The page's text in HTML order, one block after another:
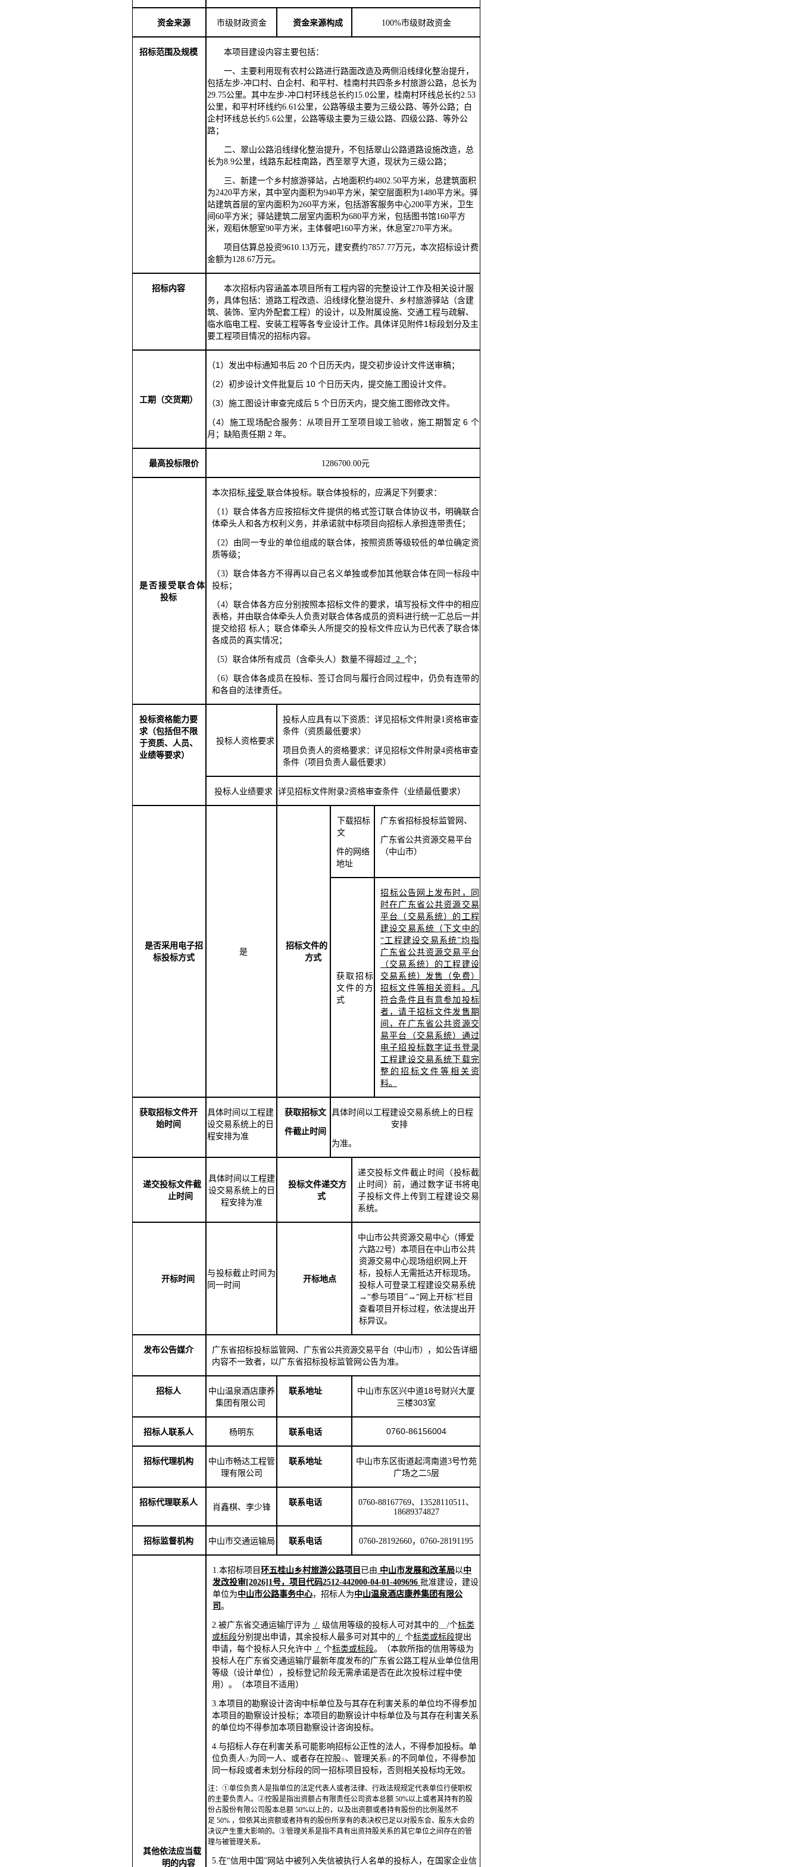
资金来源 市级财政资金 资金来源构成 100%市级财政资金
招标范围及规模 本项目建设内容主要包括：
一、 主要利用现有农村公路进行路面改造及两侧沿线绿化整治提升，
包括左步-冲口村、白企村、和平村、桂南村共四条乡村旅游公路，总长为
29.75公里。其中左步-冲口村环线总长约15.0公里，桂南村环线总长约2.53
公里，和平村环线约6.61公里，公路等级主要为三级公路、等外公路；白
企村环线总长约5.6公里，公路等级主要为三级公路、四级公路、等外公
路；
二、翠山公路沿线绿化整治提升，不包括翠山公路道路设施改造，总
长为8.9公里，线路东起桂南路，西至翠亨大道，现状为三级公路；
三、新建一个乡村旅游驿站，占地面积约4802.50平方米，总建筑面积
为2420平方米，其中室内面积为940平方米，架空层面积为1480平方米。驿
站建筑首层的室内面积为260平方米，包括游客服务中心200平方米，卫生
间60平方米；驿站建筑二层室内面积为680平方米，包括图书馆160平方
米，观稻休憩室90平方米，主体餐吧160平方米，休息室270平方米。
项目估算总投资9610.13万元，建安费约7857.77万元，本次招标设计费
金额为128.67万元。
招标内容
本次招标内容涵盖本项目所有工程内容的完整设计工作及相关设计服
务，具体包括：道路工程改造、沿线绿化整治提升、乡村旅游驿站（含建
筑、装饰、室内外配套工程）的设计，以及附属设施、交通工程与疏解、
临水临电工程、安装工程等各专业设计工作。具体详见附件1标段划分及主
要工程项目情况的招标内容。
工期（交货期）
（1）发出中标通知书后 20个 日历天内，提交初步设计文件送审稿；
（2）初步设计文件批复后 10个 日历天内，提交施工图设计文件。
（3）施工图设计审查完成后 5个 日历天内，提交施工图修改文件。
（4） 施工现场配合服务：从项目开工至项目竣工验收，施工期暂定 6 个
月；缺陷责任期 2 年。
最高投标限价 1286700.00元
是否接受联合体
投标
本次招标 接受 联合体投标。联合体投标的，应满足下列要求：
（ 1）联合体各方应按招标文件提供的格式签订联合体协议书，明确联合
体牵头人和各方权利义务，并承诺就中标项目向招标人承担连带责任；
（2）由同一专业的单位组成的联合体，按照资质等级较低的单位确定资
质等级；
（3）联合体各方不得再以自己名义单独或参加其他联合体在同一标段中
投标；
（4）联合体各方应分别按照本招标文件的要求，填写投标文件中的相应
表格，并由联合体牵头人负责对联合体各成员的资料进行统一汇总后一并
提交给招 标人；联合体牵头人所提交的投标文件应认为已代表了联合体
各成员的真实情况；
（5）联合体所有成员（含牵头人）数量不得超过 2个；
（6）联合体各成员在投标、签订合同与履行合同过程中，仍负有连带的
和各自的法律责任。
投标资格能力要
求（包括但不限
于资质、人员、
业绩等要求）
投标人资格要求
投标人应具有以下资质：详见招标文件附录1资格审查
条件（资质最低要求）
项目负责人的资格要求：详见招标文件附录4资格审查
条件（项目负责人最低要求）
投标人业绩要求 详见招标文件附录2资格审查条件（业绩最低要求）
是否采用电子招
标投标方式
是
招标文件的
方式
下载招标
文
件的网络
地址
广东省招标投标监管网、
广东省公共资源交易平台
（中山市）
获取招标
文件的方
式
招标公告网上发布时，同
时在广东省公共资源交易
平台（交易系统）的工程
建设交易系统（下文中的
“工程建设交易系统”均指
广东省公共资源交易平台
（交易系统）的工程建设
交易系统）发售（免费）
招标文件等相关资料。凡
符合条件且有意参加投标
者，请于招标文件发售期
间，在广东省公共资源交
易平台（交易系统）通过
电子招投标数字证书登录
工程建设交易系统下载完
整的招标文件等相关资
料。
获取招标文件开
始时间
具体时间以工程建
设交易系统上的日
程安排为准
获取招标文
件截止时间
具体时间以工程建设交易系统上的日程
安排
为准。
递交投标文件截
止时间
具体时间以工程建
设交易系统上的日
程安排为准
投标文件递交方
式
递交投标文件截止时间（投标截
止时间）前，通过数字证书将电
子投标文件上传到工程建设交易
系统。
开标时间
与投标截止时间为
同一时间
开标地点
中山市公共资源交易中心（博爱
六路22号）本项目在中山市公共
资源交易中心现场组织网上开
标，投标人无需抵达开标现场。
投标人可登录工程建设交易系统
→“参与项目”→“网上开标”栏目
查看项目开标过程，依法提出开
标异议。
发布公告媒介 广东省招标投标监管网、 广东省公共资源交易平台（中山市）
，如公告详细
内容不一致者，以广东省招标投标监管网公告为准。
招标人
中山温泉酒店康养
集团有限公司
联系地址 中山市东区兴中道18号财兴大厦
三楼303室
招标人联系人 杨明东 联系电话 0760-86156004
招标代理机构
中山市畅达工程管
理有限公司
联系地址 中山市东区街道起湾南道3号竹苑
广场之二5层
招标代理联系人
肖鑫棋、李少锋
联系电话
0760-88167769、13528110511、
18689374827
招标监督机构 中山市交通运输局 联系电话 0760-28192660，0760-28191195
其他依法应当载
明的内容
1.本招标项目环五桂山乡村旅游公路项目 已由 中山市发展和改革局以中
发改投审[2026]1号，项目代码2512-442000-04-01-409696 批准建设，建设
单位为中山市公路事务中心，招标人为中山温泉酒店康养集团有限公
司。
2.被广东省交通运输厅评为 / 级信用等级的投标人可对其中的＿/个标类
或标段分别提出申请，其余投标人最多可对其中的 / 个标类或标段提出
申请，每个投标人只允许中
/ 个标类或标段。（本款所指的信用等级为
投标人在广东省交通运输厅最新年度发布的广东省公路工程从业单位信用
等级（设计单位），投标登记阶段无需承诺是否在此次投标过程中使
用）。
（本项目不适用 ）
3.本项目的勘察设计咨询中标单位及与其存在利害关系的单位均不得参加
本项目的勘察设计投标；本项目的勘察设计中标单位及与其存在利害关系
的单位均不得参加本项目勘察设计咨询投标。
4.与招标人存在利害关系可能影响招标公正性的法人，不得参加投标。单
位负责人 ①为同一人、或者存在控股②、管理关系③ 的不同单位，不得参加
同一标段或者未划分标段的同一招标项目投标，否则相关投标均无效。
注：①单位负责人是指单位的法定代表人或者法律、行政法规规定代表单位行使职权
的主要负责人。②控股是指出资额占有限责任公司资本总额 50%以上或者其持有的股
份占股份有限公司股本总额 50%以上的，以及出资额或者持有股份的比例虽然不
足 50% ，但依其出资额或者持有的股份所享有的表决权已足以对股东会、股东大会的
决议产生重大影响的。③管理关系是指不具有出资持股关系的其它单位之间存在的管
理与被管理关系。
5.在“信用中国”网站 中被列入失信被执行人名单的投标人，在国家企业信